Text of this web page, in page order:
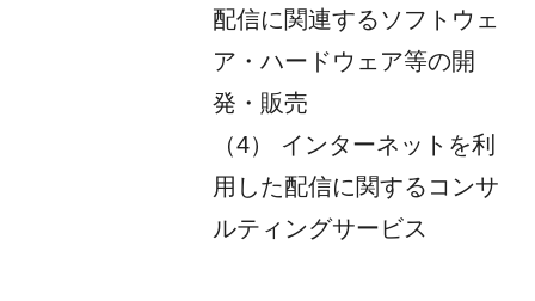
配信に関連するソフトウェ
ア・ハードウェア等の開
発・販売
（4） インターネットを利
用した配信に関するコンサ
ルティングサービス